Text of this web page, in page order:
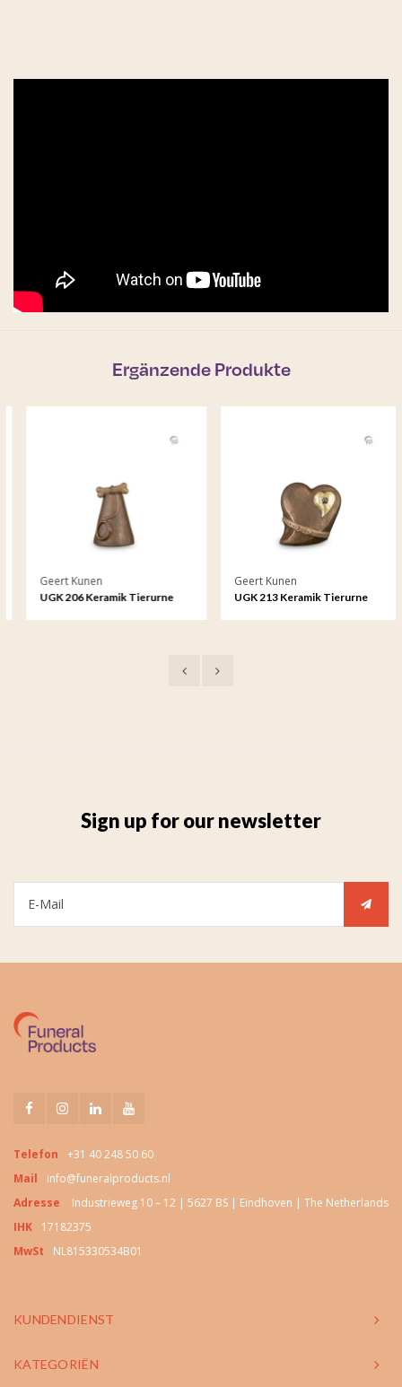
Ergänzende Produkte
Geert Kunen
UGK 206 Keramik Tierurne
Geert Kunen
UGK 213 Keramik Tierurne
Sign up for our newsletter
Telefon
+31 40 248 50 60
Mail
info@funeralproducts.nl
Adresse
Industrieweg 10 – 12 | 5627 BS | Eindhoven | The Netherlands
IHK
17182375
MwSt
NL815330534B01
KUNDENDIENST
KATEGORIËN